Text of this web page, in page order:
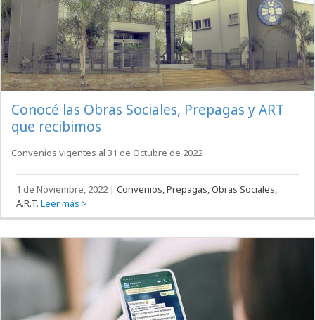
Conocé las Obras Sociales, Prepagas y ART
que recibimos
Convenios vigentes al 31 de Octubre de 2022
1 de Noviembre, 2022 |Convenios, Prepagas, Obras Sociales,
A.R.T. Leer más >